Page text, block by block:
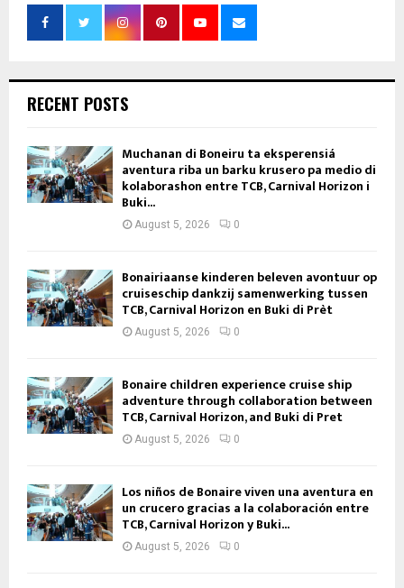
RECENT POSTS
Muchanan di Boneiru ta eksperensiá
aventura riba un barku krusero pa medio di
kolaborashon entre TCB, Carnival Horizon i
Buki...
August 5, 2026 0
Bonairiaanse kinderen beleven avontuur op
cruiseschip dankzij samenwerking tussen
TCB, Carnival Horizon en Buki di Prèt
August 5, 2026 0
Bonaire children experience cruise ship
adventure through collaboration between
TCB, Carnival Horizon, and Buki di Pret
August 5, 2026 0
Los niños de Bonaire viven una aventura en
un crucero gracias a la colaboración entre
TCB, Carnival Horizon y Buki...
August 5, 2026 0